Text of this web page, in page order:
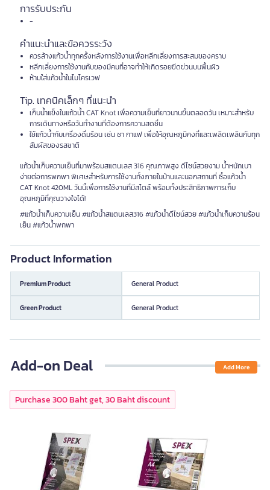
การรับประกัน
-
คำแนะนำและข้อควรระวัง
ควรล้างแก้วน้ำทุกครั้งหลังการใช้งานเพื่อหลีกเลี่ยงการสะสมของคราบ
หลีกเลี่ยงการใช้งานกับของมีคมที่อาจทำให้เกิดรอยขีดข่วนบนพื้นผิว
ห้ามใส่แก้วน้ำในไมโครเวฟ
Tip. เทคนิคเล็กๆ ที่แนะนำ
เก็บน้ำแข็งในแก้วน้ำ CAT Knot เพื่อความเย็นที่ยาวนานขึ้นตลอดวัน เหมาะสำหรับ
การเดินทางหรือวันทำงานที่ต้องการความสดชื่น
ใช้แก้วน้ำกับเครื่องดื่มร้อน เช่น ชา กาแฟ เพื่อให้อุณหภูมิคงที่และเพลิดเพลินกับทุก
สัมผัสของรสชาติ
แก้วน้ำเก็บความเย็นที่มาพร้อมสแตนเลส 316 คุณภาพสูง ดีไซน์สวยงาม น้ำหนักเบา
ง่ายต่อการพกพา พิเศษสำหรับการใช้งานทั้งภายในบ้านและนอกสถานที่ ซื้อแก้วน้ำ
CAT Knot 420ML วันนี้เพื่อการใช้งานที่มีสไตล์ พร้อมทั้งประสิทธิภาพการเก็บ
อุณหภูมิที่คุณวางใจได้!
#แก้วน้ำเก็บความเย็น #แก้วน้ำสแตนเลส316 #แก้วน้ำดีไซน์สวย #แก้วน้ำเก็บความร้อน
เย็น #แก้วน้ำพกพา
Product Information
Premium Product General Product
Green Product General Product
Add-on Deal Add More
Purchase 300 Baht get, 30 Baht discount